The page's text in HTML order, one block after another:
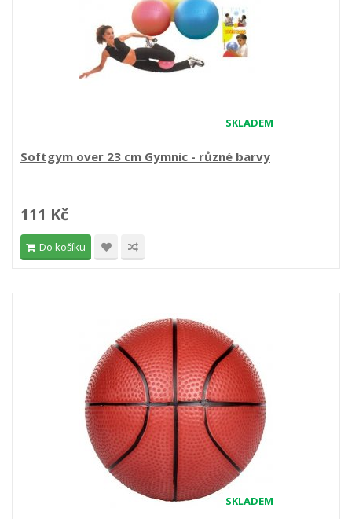
SKLADEM
Softgym over 23 cm Gymnic - různé barvy
111 Kč
Do košíku
SKLADEM